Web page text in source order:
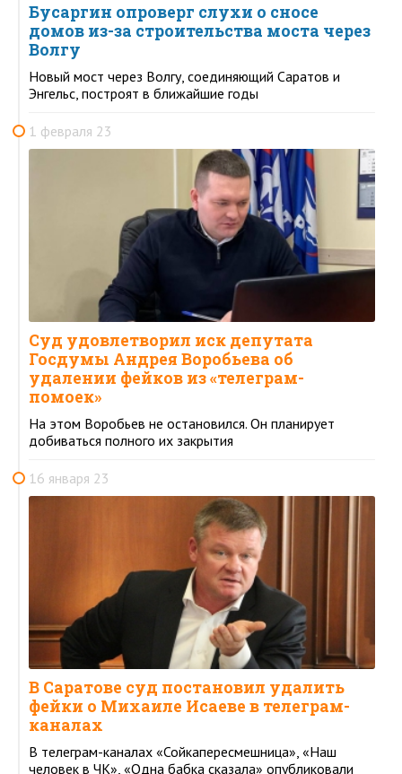
Бусаргин опроверг слухи о сносе
домов из-за строительства моста через
Волгу
Новый мост через Волгу, соединяющий Саратов и
Энгельс, построят в ближайшие годы
1 февраля 23
Суд удовлетворил иск депутата
Госдумы Андрея Воробьева об
удалении фейков из «телеграм-
помоек»
На этом Воробьев не остановился. Он планирует
добиваться полного их закрытия
16 января 23
В Саратове суд постановил удалить
фейки о Михаиле Исаеве в телеграм-
каналах
В телеграм-каналах «Сойкапересмешница», «Наш
человек в ЧК», «Одна бабка сказала» опубликовали